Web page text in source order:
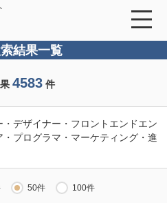
結果一覧
4583 件
デザイナー・フロントエンドエン
プログラマ・マーケティング・進
50件 100件